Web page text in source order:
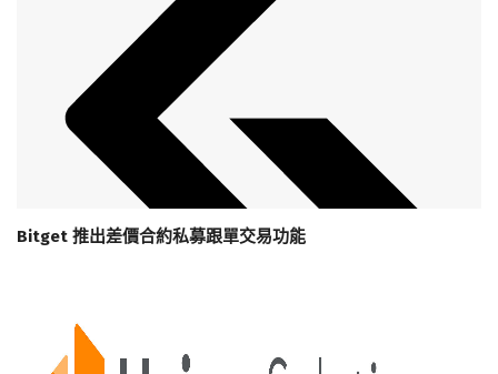
Bitget 推出差價合約私募跟單交易功能